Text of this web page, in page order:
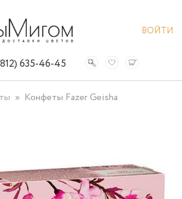
ВОЙТИ
635-46-45
Конфеты Fazer Geisha